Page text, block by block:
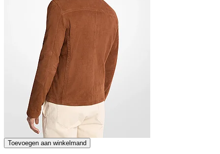
Toevoegen aan winkelmand